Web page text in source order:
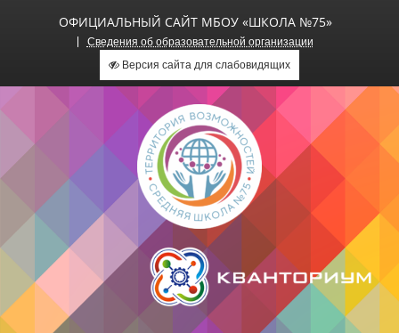
ОФИЦИАЛЬНЫЙ САЙТ МБОУ «ШКОЛА №75»
Сведения об образовательной организации
Версия сайта для слабовидящих
Официальный сайт МБОУ
«Школа №75»